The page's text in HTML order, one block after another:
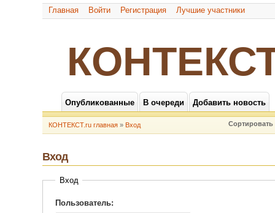
Главная Войти Регистрация Лучшие участники
Опубликованные В очереди Добавить новость
КОНТЕКСТ.ru главная » Вход
Вход
Вход
Пользователь: